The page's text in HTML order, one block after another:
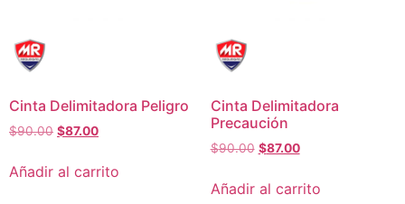
Cinta Delimitadora Peligro
$90.00 $87.00
Añadir al carrito
Cinta Delimitadora
Precaución
$90.00 $87.00
Añadir al carrito